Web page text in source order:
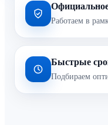
Работаем в
Быстрые
Подбираем